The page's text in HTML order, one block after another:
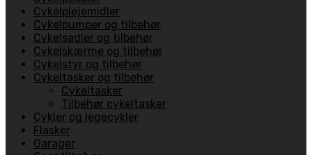
Cykelplejemidler
Cykelpumper og tilbehør
Cykelsadler og tilbehør
Cykelskærme og tilbehør
Cykelstyr og tilbehør
Cykeltasker og tilbehør
Cykeltasker
Tilbehør cykeltasker
Cykler og legecykler
Flasker
Garager